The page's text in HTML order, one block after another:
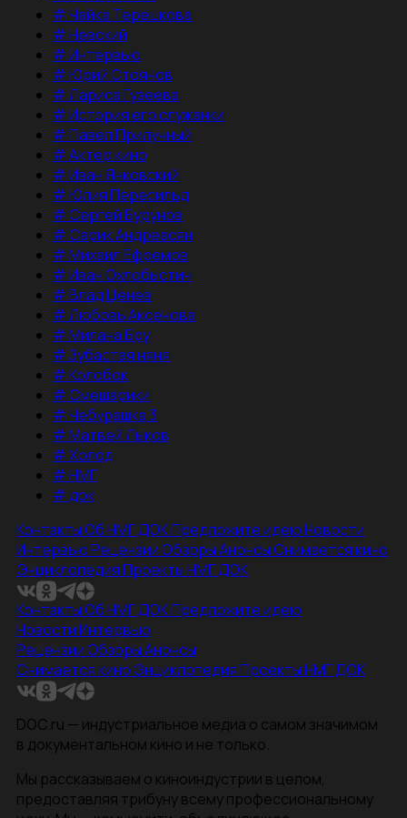
#Чайка Терешкова
#Невский
#Интервью
#Юрий Стоянов
#Лариса Гузеева
#История его служанки
#Павел Прилучный
#Актер кино
#Иван Янковский
#Юлия Пересильд
#Сергей Бурунов
#Сарик Андреасян
#Михаил Ефремов
#Иван Охлобыстин
#Влад Ценев
#Любовь Аксенова
#Милана Бру
#Зубастая няня
#Колобок
#Смешарики
#Чебурашка 3
#Матвей Лыков
#Холод
#НМГ
#док
КонтактыОб НМГ ДОКПредложите идеюНовости
ИнтервьюРецензииОбзорыАнонсыСнимается кино
ЭнциклопедияПроекты НМГ ДОК
КонтактыОб НМГ ДОКПредложите идею
НовостиИнтервью
РецензииОбзорыАнонсы
Снимается кино ЭнциклопедияПроекты НМГ ДОК
DOC.ru — индустриальное медиа о самом значимом
в документальном кино и не только.
Мы рассказываем о киноиндустрии в целом,
предоставляя трибуну всему профессиональному